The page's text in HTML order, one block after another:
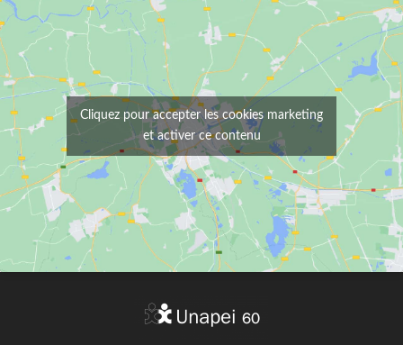
Cliquez pour accepter les cookies marketing
et activer ce contenu